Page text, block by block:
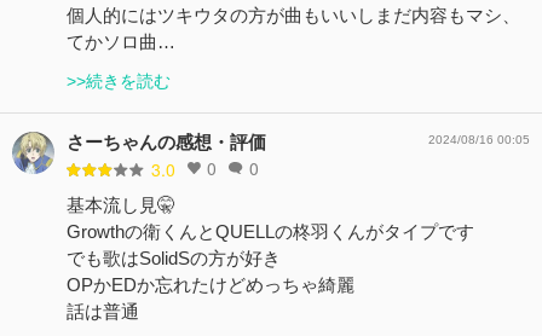
個人的にはツキウタの方が曲もいいしまだ内容もマシ、
てかソロ曲…
>>続きを読む
さーちゃんの感想・評価
3.0 0 0
2024/08/16 00:05
基本流し見🤫
Growthの衛くんとQUELLの柊羽くんがタイプです
でも歌はSolidSの方が好き
OPかEDか忘れたけどめっちゃ綺麗
話は普通